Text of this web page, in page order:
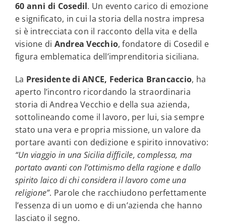
60 anni di Cosedil. Un evento carico di emozione
e significato, in cui la storia della nostra impresa
si è intrecciata con il racconto della vita e della
visione di Andrea Vecchio, fondatore di Cosedil e
figura emblematica dell’imprenditoria siciliana.
La Presidente di ANCE, Federica Brancaccio, ha
aperto l’incontro ricordando la straordinaria
storia di Andrea Vecchio e della sua azienda,
sottolineando come il lavoro, per lui, sia sempre
stato una vera e propria missione, un valore da
portare avanti con dedizione e spirito innovativo:
“Un viaggio in una Sicilia difficile, complessa, ma
portato avanti con l’ottimismo della ragione e dallo
spirito laico di chi considera il lavoro come una
religione”. Parole che racchiudono perfettamente
l’essenza di un uomo e di un’azienda che hanno
lasciato il segno.